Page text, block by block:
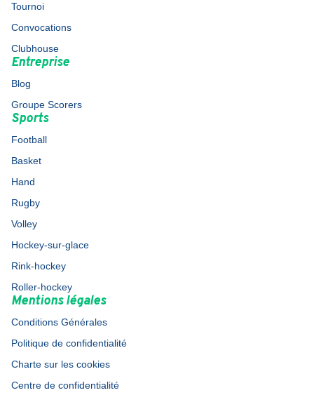
Tournoi
Convocations
Clubhouse
Entreprise
Blog
Groupe Scorers
Sports
Football
Basket
Hand
Rugby
Volley
Hockey-sur-glace
Rink-hockey
Roller-hockey
Mentions légales
Conditions Générales
Politique de confidentialité
Charte sur les cookies
Centre de confidentialité